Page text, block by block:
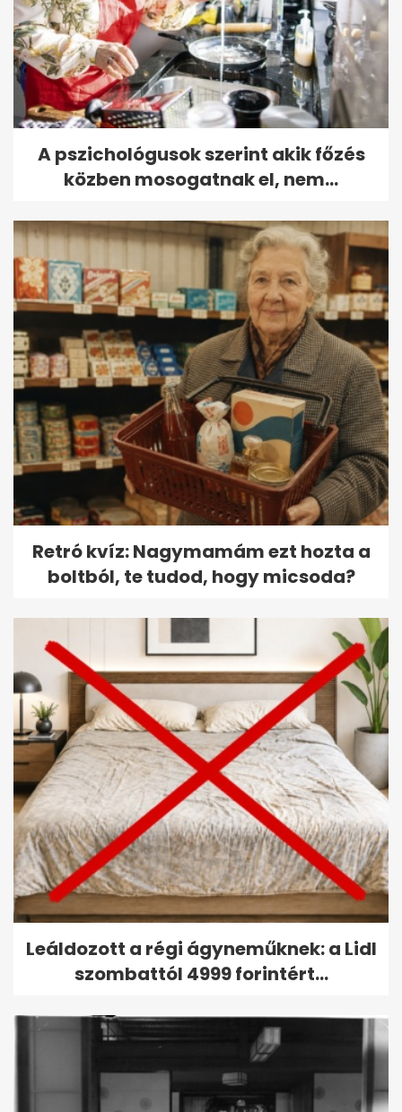
A pszichológusok szerint akik főzés
közben mosogatnak el, nem...
Retró kvíz: Nagymamám ezt hozta a
boltból, te tudod, hogy micsoda?
Leáldozott a régi ágyneműknek: a Lidl
szombattól 4999 forintért...